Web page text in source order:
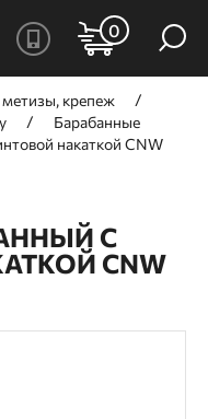
0
метизы, крепеж
Барабанные
накаткой CNW
С
CNW